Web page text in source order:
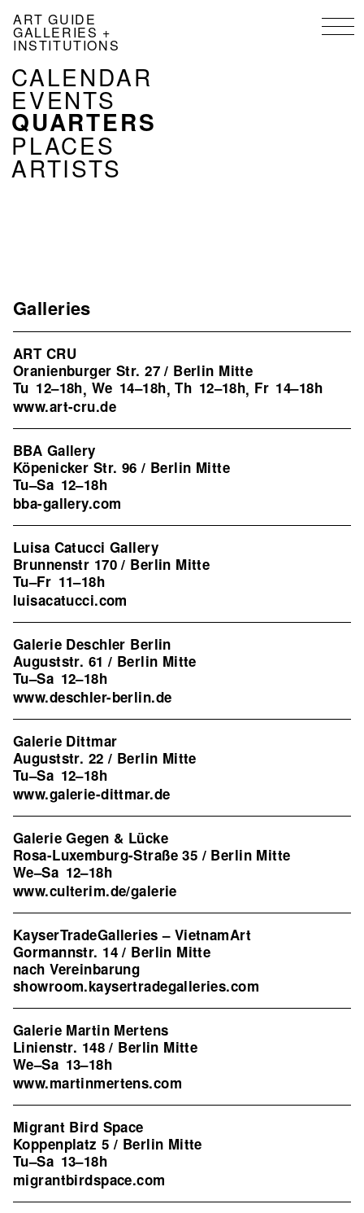
main
ART GUIDE
GALLERIES +
INSTITUTIONS
NAVIGATION
KALENDER
EN
CALENDAR
EVENTS
QUARTERS
PLACES
ARTISTS
Galleries
ART CRU
Oranienburger Str. 27 / Berlin Mitte
Tu 12–18h, We 14–18h,Th 12–18h, Fr 14–18h
www.art-cru.de
BBA Gallery
Köpenicker Str. 96 / Berlin Mitte
Tu–Sa 12–18h
bba-gallery.com
Luisa Catucci Gallery
Brunnenstr 170 / Berlin Mitte
Tu–Fr 11–18h
luisacatucci.com
Galerie Deschler Berlin
Auguststr. 61 / Berlin Mitte
Tu–Sa 12–18h
www.deschler-berlin.de
Galerie Dittmar
Auguststr. 22 / Berlin Mitte
Tu–Sa 12–18h
www.galerie-dittmar.de
Galerie Gegen & Lücke
Rosa-Luxemburg-Straße 35 / Berlin Mitte
We–Sa 12–18h
www.culterim.de/galerie
KayserTradeGalleries – VietnamArt
Gormannstr. 14 / Berlin Mitte
nach Vereinbarung
showroom.kaysertradegalleries.com
Galerie Martin Mertens
Linienstr. 148 / Berlin Mitte
We–Sa 13–18h
www.martinmertens.com
Migrant Bird Space
Koppenplatz 5 / Berlin Mitte
Tu–Sa 13–18h
migrantbirdspace.com